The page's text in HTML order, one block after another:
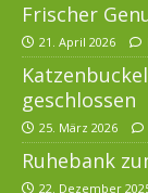
Frischer
21. April 2026
geschlossen
25. März 2026
Ruhebank
22. Dezember